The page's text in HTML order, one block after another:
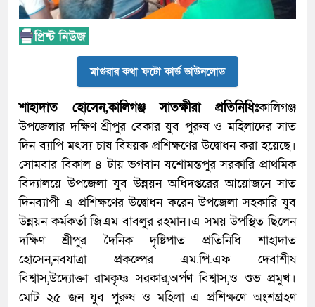
মাগুরার কথা ফটো কার্ড ডাউনলোড
শাহাদাত হোসেন,কালিগঞ্জ সাতক্ষীরা প্রতিনিধিঃকালিগঞ্জ
উপজেলার দক্ষিণ শ্রীপুর বেকার যুব পুরুষ ও মহিলাদের সাত
দিন ব্যাপি মৎস্য চাষ বিষয়ক প্রশিক্ষণের উদ্বোধন করা হয়েছে।
সোমবার বিকাল ৪ টায় ভগবান যশোমন্তপুর সরকারি প্রাথমিক
বিদ্যালয়ে উপজেলা যুব উন্নয়ন অধিদপ্তরের আয়োজনে সাত
দিনব্যাপী এ প্রশিক্ষণের উদ্বোধন করেন উপজেলা সহকারি যুব
উন্নয়ন কর্মকর্তা জিএম বাবলুর রহমান।এ সময় উপস্থিত ছিলেন
দক্ষিণ শ্রীপুর দৈনিক দৃষ্টিপাত প্রতিনিধি শাহাদাত
হোসেন,নবযাত্রা প্রকল্পের এম.পি.এফ দেবাশীষ
বিশ্বাস,উদ্যোক্তা রামকৃষ্ণ সরকার,অর্পণ বিশ্বাস,ও শুভ প্রমুখ।
মোট ২৫ জন যুব পুরুষ ও মহিলা এ প্রশিক্ষণে অংশগ্রহণ